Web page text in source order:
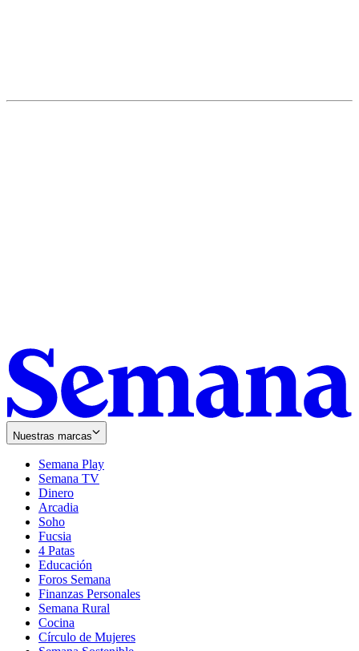
Nuestras marcas
Semana Play
Semana TV
Dinero
Arcadia
Soho
in
new
window
Fucsia
in
new
window
4 Patas
Educación
Foros Semana
Finanzas Personales
Semana Rural
Cocina
Círculo de Mujeres